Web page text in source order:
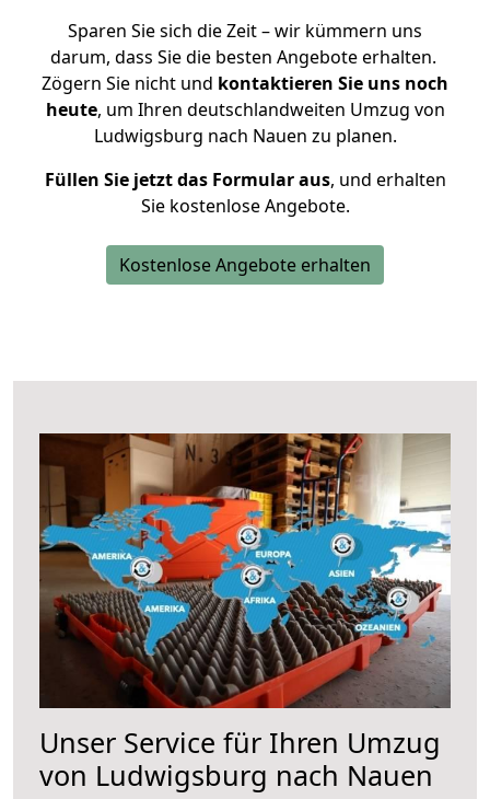
Sparen Sie sich die Zeit – wir kümmern uns
darum, dass Sie die besten Angebote erhalten.
Zögern Sie nicht und kontaktieren Sie uns noch
heute, um Ihren deutschlandweiten Umzug von
Ludwigsburg nach Nauen zu planen.
Füllen Sie jetzt das Formular aus, und erhalten
Sie kostenlose Angebote.
Kostenlose Angebote erhalten
Unser Service für Ihren Umzug
von Ludwigsburg nach Nauen